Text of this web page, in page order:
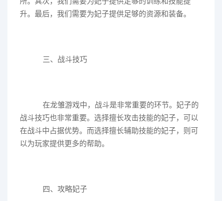
升。最后，我们需要为妃子提供足够的资源和装备。
三、战斗技巧
在龙雏游戏中，战斗是非常重要的环节。妃子的
战斗技巧也非常重要。选择擅长攻击技能的妃子，可以
在战斗中占据优势。而选择擅长辅助技能的妃子，则可
以为玩家提供更多的帮助。
四、攻略妃子